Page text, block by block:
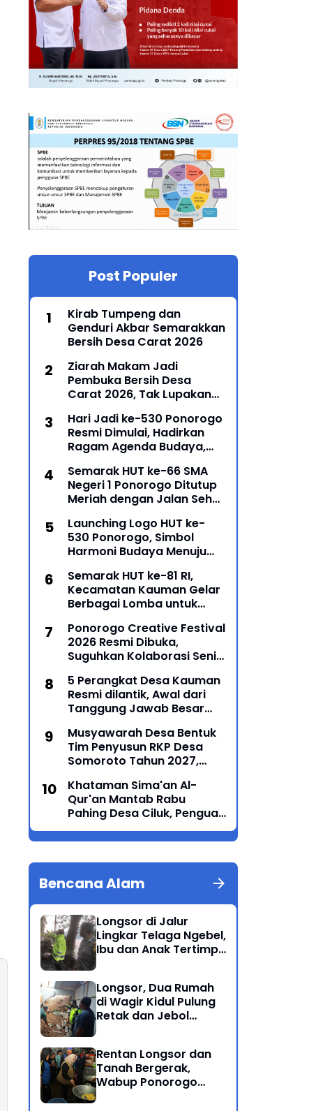
Post Populer
Kirab Tumpeng dan
Genduri Akbar Semarakkan
Bersih Desa Carat 2026
Ziarah Makam Jadi
Pembuka Bersih Desa
Carat 2026, Tak Lupakan
Hari Jadi ke-530 Ponorogo
Resmi Dimulai, Hadirkan
Ragam Agenda Budaya,
Semarak HUT ke-66 SMA
Negeri 1 Ponorogo Ditutup
Meriah dengan Jalan Sehat
Lomba Ponorogo – Puncak
peringatan Hari Ulang
Launching Logo HUT ke-
530 Ponorogo, Simbol
Harmoni Budaya Menuju
Semarak HUT ke-81 RI,
Kecamatan Kauman Gelar
Berbagai Lomba untuk
Masyarakat
Ponorogo Creative Festival
2026 Resmi Dibuka,
Suguhkan Kolaborasi Seni
Memukau
5 Perangkat Desa Kauman
Resmi dilantik, Awal dari
Tanggung Jawab Besar
Musyawarah Desa Bentuk
Tim Penyusun RKP Desa
Somoroto Tahun 2027,
Partisipatif
Khataman Sima'an Al-
Qur'an Mantab Rabu
Pahing Desa Ciluk, Penguat
Umat di Kecamatan
Bencana Alam
Longsor di Jalur
Lingkar Telaga Ngebel,
Ibu dan Anak Tertimpa
Longsor, Dua Rumah
di Wagir Kidul Pulung
Retak dan Jebol
Rentan Longsor dan
Tanah Bergerak,
Wabup Ponorogo